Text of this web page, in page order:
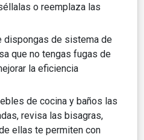
o reemplaza las
dispongas de sistema de
que no tengas fugas de
la eficiencia
de cocina y baños las
revisa las bisagras,
ellas te permiten con